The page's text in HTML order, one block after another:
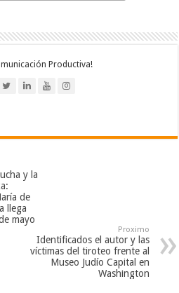
Productiva!
y la
de
llega
mayo
Proximo
Identificados el autor y las
víctimas del tiroteo frente al
Museo Judío Capital en
Washington